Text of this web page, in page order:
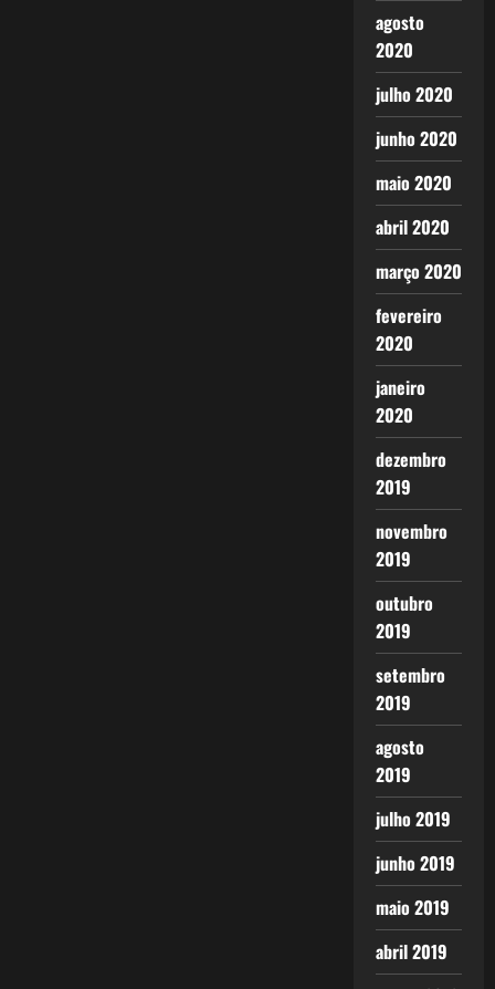
agosto
2020
julho 2020
junho 2020
maio 2020
abril 2020
março 2020
fevereiro
2020
janeiro
2020
dezembro
2019
novembro
2019
outubro
2019
setembro
2019
agosto
2019
julho 2019
junho 2019
maio 2019
abril 2019